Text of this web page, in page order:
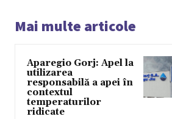
Mai multe articole
Aparegio Gorj: Apel la
utilizarea
responsabilă a apei în
contextul
temperaturilor
ridicate